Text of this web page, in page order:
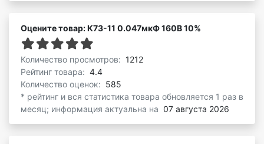
Оцените товар: К73-11 0.047мкФ 160В 10%
Количество просмотров: 1212
Рейтинг товара: 4.4
Количество оценок: 585
* рейтинг и вся статистика товара обновляется 1 раз в
месяц; информация актуальна на 07 августа 2026